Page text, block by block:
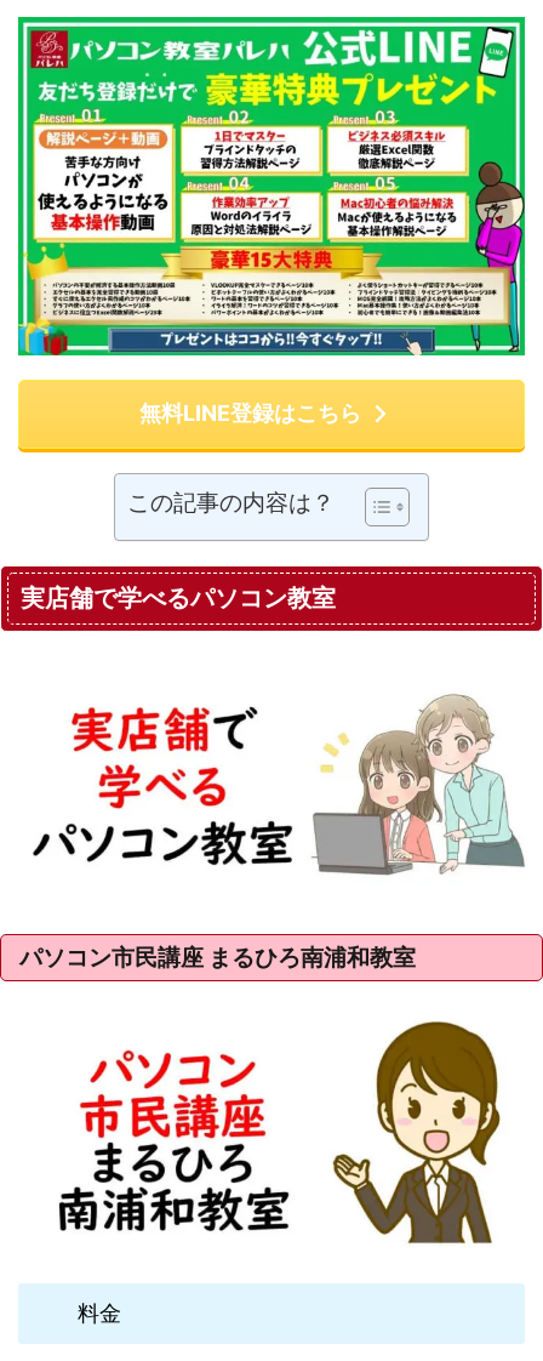
無料LINE登録はこちら
この記事の内容は？
実店舗で学べるパソコン教室
パソコン市民講座 まるひろ南浦和教室
料金